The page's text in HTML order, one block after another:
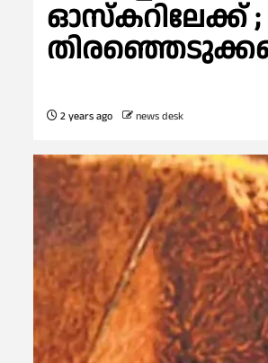
ഓസ്‌കറിലേക്ക് ;
2 years ago news desk